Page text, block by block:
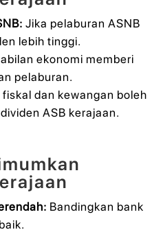
Jika pelaburan ASNB
lebih tinggi.
ekonomi memberi
pelaburan.
fiskal dan kewangan boleh
ASB kerajaan.
Bandingkan bank